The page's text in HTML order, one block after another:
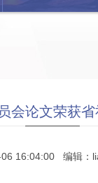
会论文荣获
06 16:04:00 编辑：